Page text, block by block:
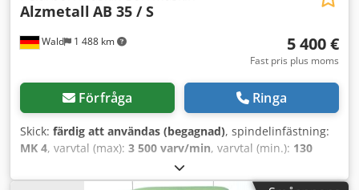
Wald 1 488 km
Alzmetall AB 35 / S
5 400 €
Fast pris plus moms
Förfråga Ringa
Skick: färdig att användas (begagnad), spindelinfästning:
MK 4, varvtal (max): 3 500 varv/min, varvtal (min.): 130
300 mm, Alzmetall AB 35 / S
Pelarborrmaskin Slaglängd: 180 mm Armlängd: 300 mm